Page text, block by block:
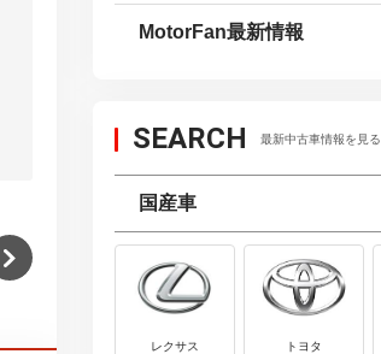
MotorFan最新情報
SEARCH 最新中古車情報を見る
国産車
レクサス トヨタ